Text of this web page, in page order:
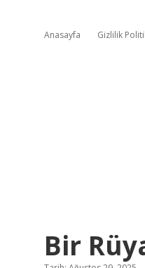
Anasayfa Gizlilik
Bir